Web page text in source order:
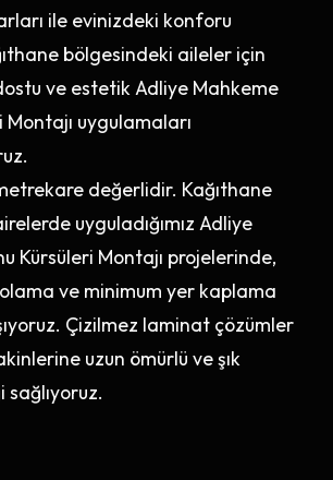
ile evinizdeki konforu
bölgesindeki aileler için
ve estetik Adliye Mahkeme
Montajı uygulamaları
değerlidir. Kağıthane
uyguladığımız Adliye
Kürsüleri Montajı projelerinde,
ve minimum yer kaplama
Çizilmez laminat çözümler
uzun ömürlü ve şık